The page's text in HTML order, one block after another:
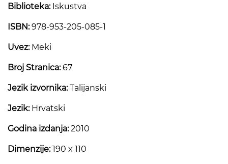
Biblioteka: Iskustva
ISBN:978-953-205-085-1
Uvez:Meki
Broj Stranica:67
Jezik izvornika:Talijanski
Jezik:Hrvatski
Godina izdanja:2010
Dimenzije:190 x 110